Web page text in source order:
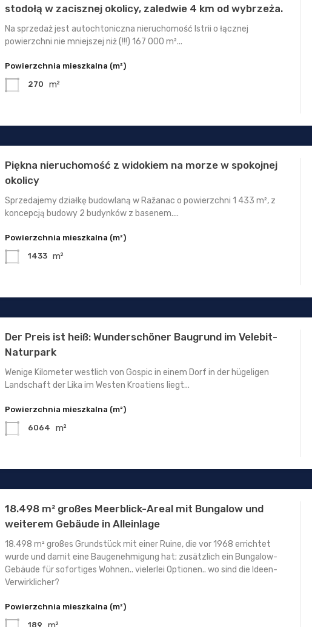
stodołą w zacisznej okolicy, zaledwie 4 km od wybrzeża.
Na sprzedaż jest autochtoniczna nieruchomość Istrii o łącznej
powierzchni nie mniejszej niż (!!!) 167 000 m²...
Powierzchnia mieszkalna (m²)
270 m²
Piękna nieruchomość z widokiem na morze w spokojnej
okolicy
Sprzedajemy działkę budowlaną w Ražanac o powierzchni 1 433 m², z
koncepcją budowy 2 budynków z basenem....
Powierzchnia mieszkalna (m²)
1433 m²
Der Preis ist heiß: Wunderschöner Baugrund im Velebit-
Naturpark
Wenige Kilometer westlich von Gospic in einem Dorf in der hügeligen
Landschaft der Lika im Westen Kroatiens liegt...
Powierzchnia mieszkalna (m²)
6064 m²
18.498 m² großes Meerblick-Areal mit Bungalow und
weiterem Gebäude in Alleinlage
18.498 m² großes Grundstück mit einer Ruine, die vor 1968 errichtet
wurde und damit eine Baugenehmigung hat; zusätzlich ein Bungalow-
Gebäude für sofortiges Wohnen.. vielerlei Optionen.. wo sind die Ideen-
Verwirklicher?
Powierzchnia mieszkalna (m²)
189